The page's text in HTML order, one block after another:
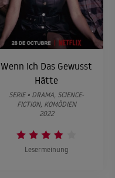
Wenn Ich Das Gewusst
Hätte
SERIE • DRAMA, SCIENCE-
FICTION, KOMÖDIEN
2022
Lesermeinung